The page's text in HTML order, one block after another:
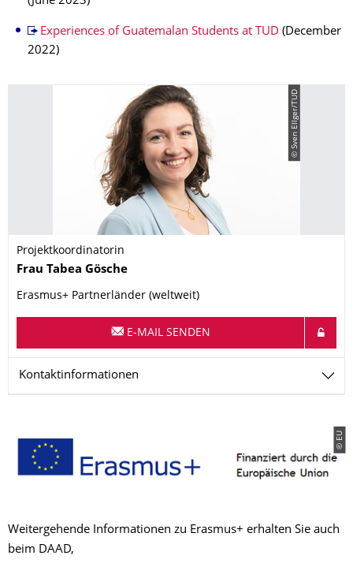
Experiences of Guatemalan Students at TUD (December
2022)
© Sven Ellger/TUD
Projektkoordinatorin
Name
Frau Tabea Gösche
Erasmus+ Partnerländer (weltweit)
E-MAIL SENDEN
Kontaktinformationen
© EU
Weitergehende Informationen zu Erasmus+ erhalten Sie auch
beim DAAD,